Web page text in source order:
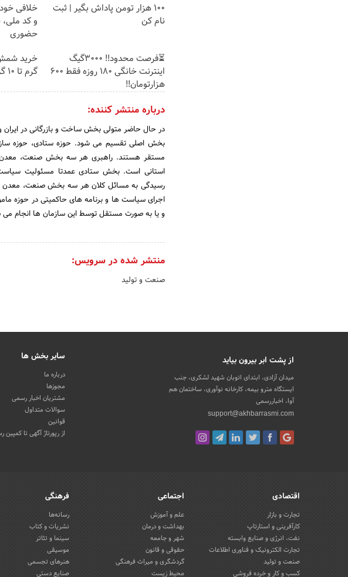
100 هزار تومن پاداش بگیر | ثبت
نام کن
خلافی
و کد ملی،
حضوری
⏳فرصت محدود!! 3000گیگ
اینترنت خانگی 180 روزه فقط 600
هزارتومان!!
گرم تا ۱۰ گرم
درباره منتشر کننده:
در حال حاضر متولی بخش ساخت و بازرگانی در
مستقر هستند. راهبری هر سه بخش صنعت، معدن و
استانی است. بخش ستادی عمدتا مسئولیت سیاست
رسیدگی به مسائل کلان هر سه بخش صنعت، معدن و
اجرای سیاست ها و برنامه های حاکمیتی در حوزه
و یا به صورت مستقل توسط این سازمان ها انجام
منتشر شده در سرویس:
صنعت و تولید
از پشت ابر بیرون بیاید
میدان آزادی، ابتدای اتوبان شهید لشکری، جنب
ایستگاه مترو بیمه، کارخانه نوآوری، ساختمان هم
آوا، اخباررسمی
support@akhbarrasmi.com
سایر بخش ها
درباره ما
مجوزها
مشتریان اخبار رسمی
سوالات متداول
قوانین
از رپورتاژ آگهی تا کمپین
اقتصادی
تجارت و بازار
کارآفرینی و استارتاپ
نفت، انرژی و صنایع وابسته
تجارت الکترونیک و فناوری اطلاعات
صنعت و تولید
کسب و کار و خرده فروشی
اجتماعی
علم و آموزش
بهداشت و درمان
شهر و جامعه
حقوقی و قانون
گردشگری و میراث فرهنگی
محیط زیست
فرهنگی
رسانه‌ها
نشریات و کتاب
سینما و تئاتر
موسیقی
هنرهای تجسمی
صنایع دستی